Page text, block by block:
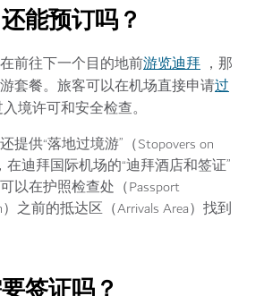
能预订吗？
前往下一个目的地前游览迪拜 ，那
套餐。旅客可以在机场直接申请过
境许可和安全检查。
提供“落地过境游”（Stopovers on
在迪拜国际机场的“迪拜酒店和签证”
以在护照检查处（Passport
之前的抵达区（Arrivals Area）找到